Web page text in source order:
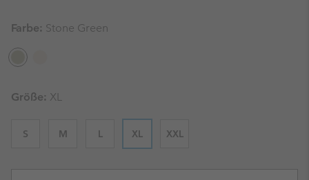
Farbe: Stone Green
Größe: XL
S M L XL XXL